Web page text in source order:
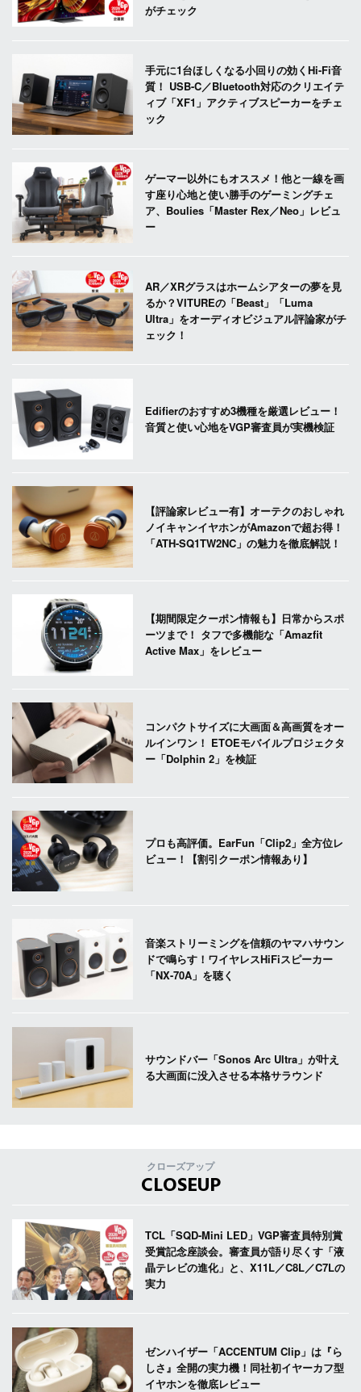
がチェック
手元に1台ほしくなる小回りの効くHi-Fi音
質！ USB-C／Bluetooth対応のクリエイテ
ィブ「XF1」アクティブスピーカーをチェ
ック
ゲーマー以外にもオススメ！他と一線を画
す座り心地と使い勝手のゲーミングチェ
ア、Boulies「Master Rex／Neo」レビュ
ー
AR／XRグラスはホームシアターの夢を見
るか？VITUREの「Beast」「Luma
Ultra」をオーディオビジュアル評論家がチ
ェック！
Edifierのおすすめ3機種を厳選レビュー！
音質と使い心地をVGP審査員が実機検証
【評論家レビュー有】オーテクのおしゃれ
ノイキャンイヤホンがAmazonで超お得！
「ATH-SQ1TW2NC」の魅力を徹底解説！
【期間限定クーポン情報も】日常からスポ
ーツまで！ タフで多機能な「Amazfit
Active Max」をレビュー
コンパクトサイズに大画面＆高画質をオー
ルインワン！ ETOEモバイルプロジェクタ
ー「Dolphin 2」を検証
プロも高評価。EarFun「Clip2」全方位レ
ビュー！【割引クーポン情報あり】
音楽ストリーミングを信頼のヤマハサウン
ドで鳴らす！ワイヤレスHiFiスピーカー
「NX-70A」を聴く
サウンドバー「Sonos Arc Ultra」が叶え
る大画面に没入させる本格サラウンド
クローズアップ
CLOSEUP
TCL「SQD-Mini LED」VGP審査員特別賞
受賞記念座談会。審査員が語り尽くす「液
晶テレビの進化」と、X11L／C8L／C7Lの
実力
ゼンハイザー「ACCENTUM Clip」は『ら
しさ』全開の実力機！同社初イヤーカフ型
イヤホンを徹底レビュー